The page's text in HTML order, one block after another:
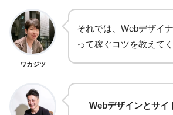
ワカジツ
それでは、Webデザイ
って稼ぐコツを教えて
Webデザインとサイ